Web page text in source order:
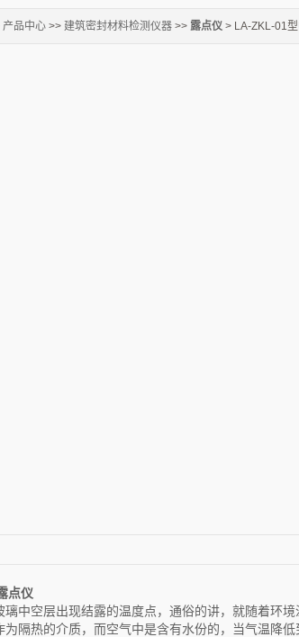
产品中心 >> 建筑密封材料检测仪器 >> 露点仪 > LA-ZKL-01
点仪
璃中空层出现结露的温度点，通俗的讲，就随着环
隔热的介质，而空气中是含有水份的，当气温降